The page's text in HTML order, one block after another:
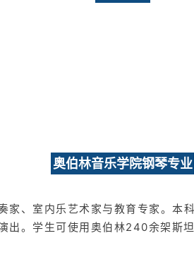
奥伯林音乐学院钢琴专业
家、室内乐艺术家与教育专家。本
出。学生可使用奥伯林240余架斯